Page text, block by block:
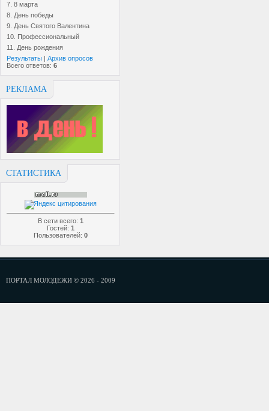
7. 8 марта
8. День победы
9. День Святого Валентина
10. Профессиональный
11. День рождения
Результаты | Архив опросов
Всего ответов: 6
РЕКЛАМА
СТАТИСТИКА
В сети всего: 1
Гостей: 1
Пользователей: 0
ПОРТАЛ МОЛОДЕЖИ © 2026 - 2009